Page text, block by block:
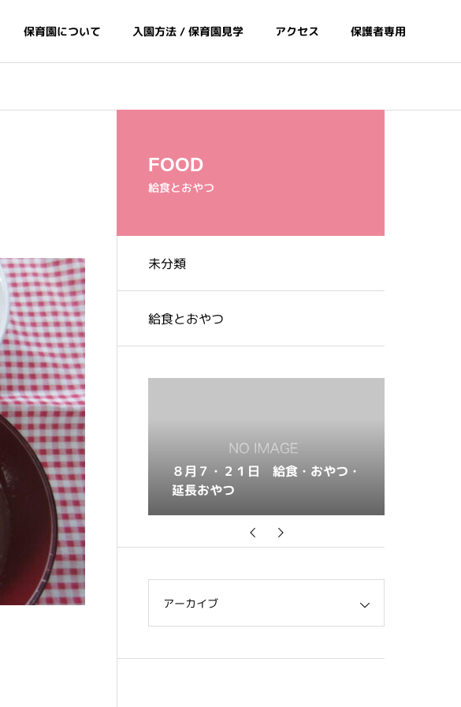
保育園について 入園方法 / 保育園見学 アクセス 保護者専用
グラム・年間
FOOD
給食とおやつ
未分類
給食とおやつ
・２１日 給食・おやつ・
やつ
８月６・２０日 給食・おやつ・
延長おやつ
アーカイブ